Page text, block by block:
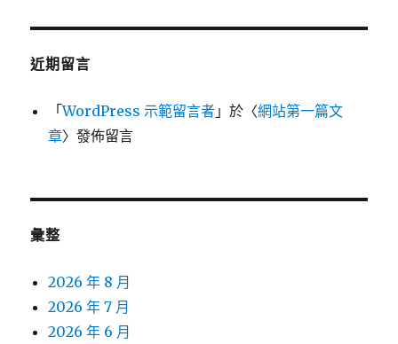
近期留言
「WordPress 示範留言者 」於〈網站第一篇文
章〉發佈留言
彙整
2026 年 8 月
2026 年 7 月
2026 年 6 月